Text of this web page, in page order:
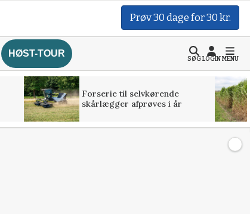
Prøv 30 dage for 30 kr.
HØST-TOUR
SØGLOGINMENU
Forserie til selvkørende
skårlægger afprøves i år